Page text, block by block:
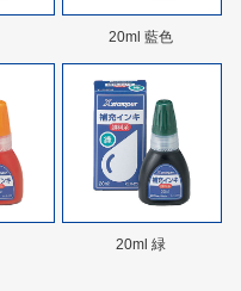
20ml 藍色
20ml 緑